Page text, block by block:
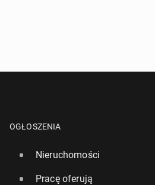
OGŁOSZENIA
Nieruchomości
Pracę oferują